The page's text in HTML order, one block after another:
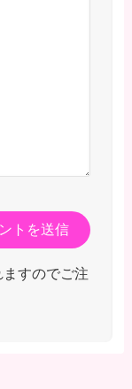
すのでご注